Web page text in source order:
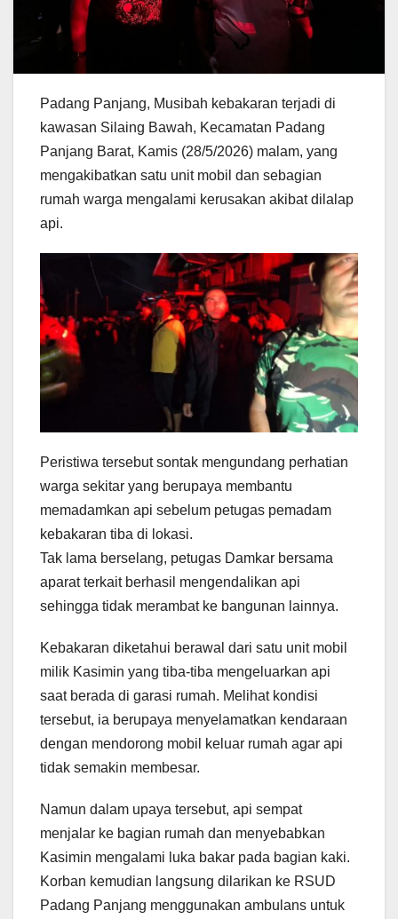
Padang Panjang, Musibah kebakaran terjadi di
kawasan Silaing Bawah, Kecamatan Padang
Panjang Barat, Kamis (28/5/2026) malam, yang
mengakibatkan satu unit mobil dan sebagian
rumah warga mengalami kerusakan akibat dilalap
api.
Peristiwa tersebut sontak mengundang perhatian
warga sekitar yang berupaya membantu
memadamkan api sebelum petugas pemadam
kebakaran tiba di lokasi.
Tak lama berselang, petugas Damkar bersama
aparat terkait berhasil mengendalikan api
sehingga tidak merambat ke bangunan lainnya.
Kebakaran diketahui berawal dari satu unit mobil
milik Kasimin yang tiba-tiba mengeluarkan api
saat berada di garasi rumah. Melihat kondisi
tersebut, ia berupaya menyelamatkan kendaraan
dengan mendorong mobil keluar rumah agar api
tidak semakin membesar.
Namun dalam upaya tersebut, api sempat
menjalar ke bagian rumah dan menyebabkan
Kasimin mengalami luka bakar pada bagian kaki.
Korban kemudian langsung dilarikan ke RSUD
Padang Panjang menggunakan ambulans untuk